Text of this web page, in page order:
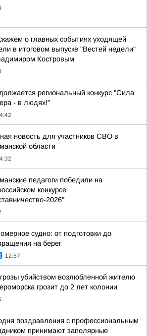
о главных событиях уходящей
в итоговом выпуске "Вестей недели"
Костровым
региональный конкурс "Сила
- в людях!"
новость для участников СВО в
области
педагоги победили на
конкурсе
2026"
судно: от подготовки до
на берег
12:57
убийством возлюбленной жителю
грозит до 2 лет колонии
поздравления с профессиональным
принимают заполярные